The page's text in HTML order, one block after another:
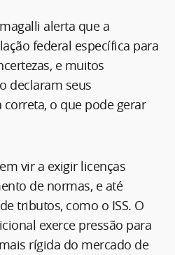
alerta que a
federal específica para
e muitos
declaram seus
o que pode gerar
vir a exigir licenças
de normas, e até
tributos, como o ISS. O
exerce pressão para
rígida do mercado de